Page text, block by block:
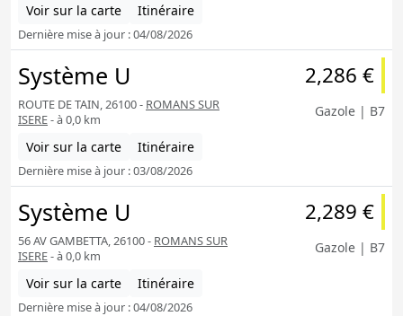
Voir sur la carte Itinéraire
Dernière mise à jour : 04/08/2026
Système U
ROUTE DE TAIN, 26100 - ROMANS SUR
ISERE- à 0,0 km
Voir sur la carte Itinéraire
Dernière mise à jour : 03/08/2026
2,286 €
Gazole | B7
Système U
56 AV GAMBETTA, 26100 - ROMANS SUR
ISERE- à 0,0 km
Voir sur la carte Itinéraire
Dernière mise à jour : 04/08/2026
2,289 €
Gazole | B7